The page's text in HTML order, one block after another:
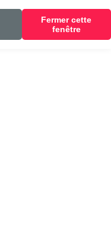
Fermer cette
fenêtre